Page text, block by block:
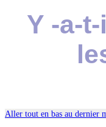
Y -a-
Aller tout en bas au dernier